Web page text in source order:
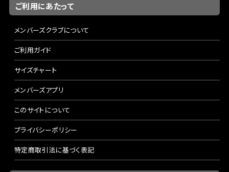
ご利用にあたって
メンバーズクラブについて
ご利用ガイド
サイズチャート
メンバーズアプリ
このサイトについて
プライバシーポリシー
特定商取引法に基づく表記